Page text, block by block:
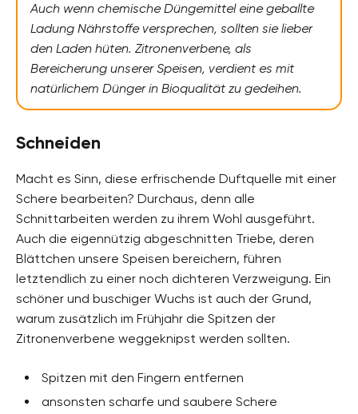
Auch wenn chemische Düngemittel eine geballte
Ladung Nährstoffe versprechen, sollten sie lieber
den Laden hüten. Zitronenverbene, als
Bereicherung unserer Speisen, verdient es mit
natürlichem Dünger in Bioqualität zu gedeihen.
Schneiden
Macht es Sinn, diese erfrischende Duftquelle mit einer
Schere bearbeiten? Durchaus, denn alle
Schnittarbeiten werden zu ihrem Wohl ausgeführt.
Auch die eigennützig abgeschnitten Triebe, deren
Blättchen unsere Speisen bereichern, führen
letztendlich zu einer noch dichteren Verzweigung. Ein
schöner und buschiger Wuchs ist auch der Grund,
warum zusätzlich im Frühjahr die Spitzen der
Zitronenverbene weggeknipst werden sollten.
Spitzen mit den Fingern entfernen
ansonsten scharfe und saubere Schere